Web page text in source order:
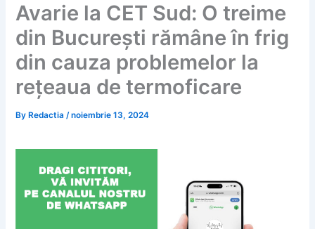
Avarie la CET Sud: O treime
din București rămâne în frig
din cauza problemelor la
rețeaua de termoficare
By Redactia/noiembrie 13, 2024